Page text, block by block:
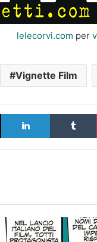
lelecorvi.com per
Vignette Film
X LinkedIn